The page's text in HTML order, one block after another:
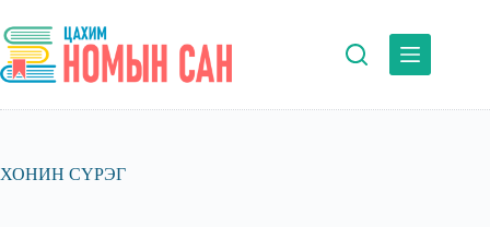
to
content
ХОНИН СҮРЭГ